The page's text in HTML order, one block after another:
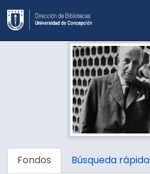
Skip to main content
Fondos
Búsqueda rápida